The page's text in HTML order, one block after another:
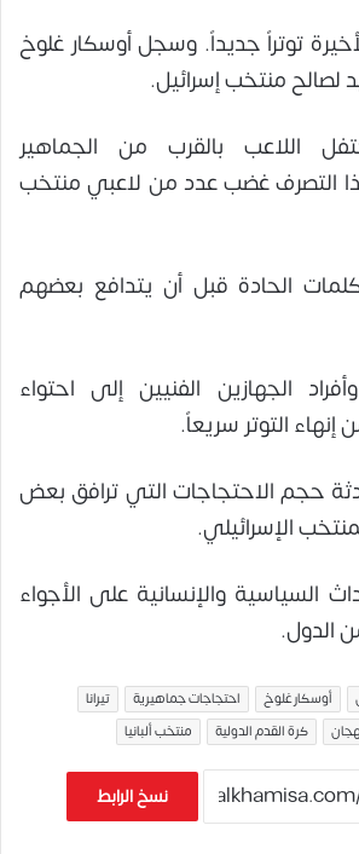
توتراً جديداً. وسجل أوسكار غلوخ
لصالح منتخب إسرائيل.
اللاعب بالقرب من الجماهير
هذا التصرف غضب عدد من لاعبي منتخب
الحادة قبل أن يتدافع بعضهم
الجهازين الفنيين إلى احتواء
التوتر سريعاً.
حجم الاحتجاجات التي ترافق بعض
الإسرائيلي.
السياسية والإنسانية على الأجواء
الدول.
أوسكار غلوخ احتجاجات جماهيرية
تيرانا
كرة القدم الدولية منتخب ألبانيا
نسخ الرابط